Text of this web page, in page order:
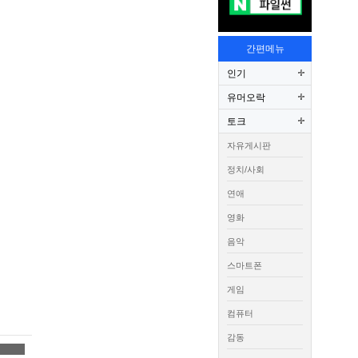
간편메뉴
인기
유머오락
토크
자유게시판
정치/사회
연애
영화
음악
스마트폰
게임
컴퓨터
감동